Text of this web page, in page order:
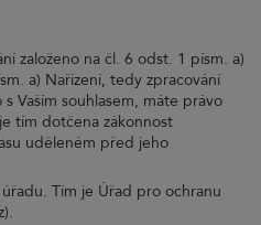
založeno na čl. 6 odst. 1 písm. a)
a) Nařízení, tedy zpracování
Vaším souhlasem, máte právo
tím dotčena zákonnost
uděleném před jeho
Tím je Úřad pro ochranu